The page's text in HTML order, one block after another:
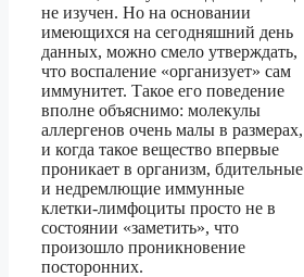
не изучен. Но на основании
имеющихся на сегодняшний день
данных, можно смело утверждать,
что воспаление «организует» сам
иммунитет. Такое его поведение
вполне объяснимо: молекулы
аллергенов очень малы в размерах,
и когда такое вещество впервые
проникает в организм, бдительные
и недремлющие иммунные
клетки-лимфоциты просто не в
состоянии «заметить», что
произошло проникновение
посторонних.